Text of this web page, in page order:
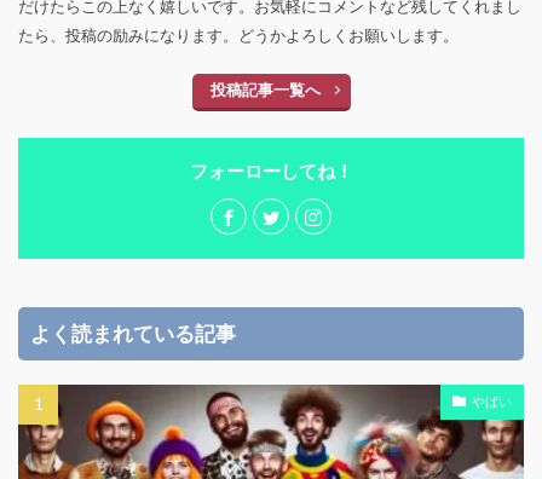
だけたらこの上なく嬉しいです。お気軽にコメントなど残してくれまし
たら、投稿の励みになります。どうかよろしくお願いします。
投稿記事一覧へ
フォーローしてね！
よく読まれている記事
やばい